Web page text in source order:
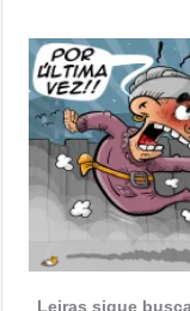
Leiras sigue